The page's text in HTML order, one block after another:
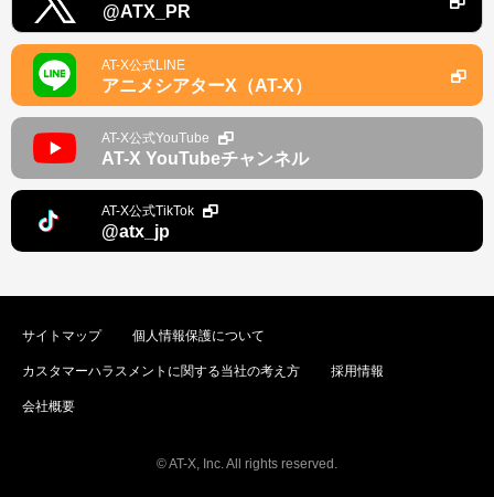
@ATX_PR
AT-X公式LINE
アニメシアターX（AT-X）
AT-X公式YouTube
AT-X YouTubeチャンネル
AT-X公式TikTok
@atx_jp
サイトマップ 個人情報保護について
カスタマーハラスメントに関する当社の考え方 採用情報
会社概要
© AT-X, Inc. All rights reserved.